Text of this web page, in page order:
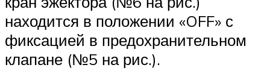
находится в положении «OFF» с
фиксацией в предохранительном
клапане (№5 на рис.).